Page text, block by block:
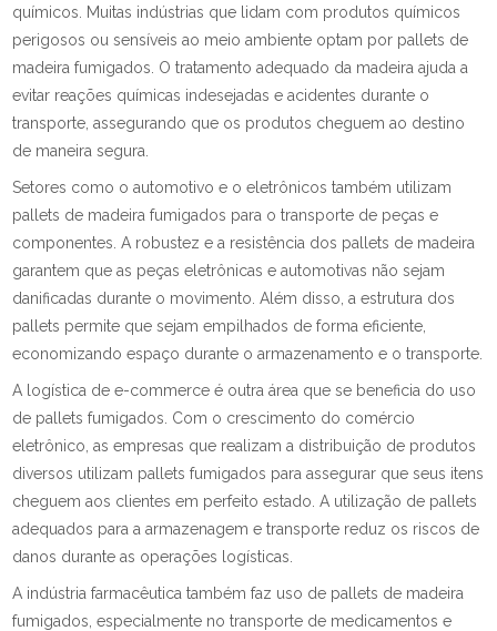
químicos. Muitas indústrias que lidam com produtos químicos
perigosos ou sensíveis ao meio ambiente optam por pallets de
madeira fumigados. O tratamento adequado da madeira ajuda a
evitar reações químicas indesejadas e acidentes durante o
transporte, assegurando que os produtos cheguem ao destino
de maneira segura.
Setores como o automotivo e o eletrônicos também utilizam
pallets de madeira fumigados para o transporte de peças e
componentes. A robustez e a resistência dos pallets de madeira
garantem que as peças eletrônicas e automotivas não sejam
danificadas durante o movimento. Além disso, a estrutura dos
pallets permite que sejam empilhados de forma eficiente,
economizando espaço durante o armazenamento e o transporte.
A logística de e-commerce é outra área que se beneficia do uso
de pallets fumigados. Com o crescimento do comércio
eletrônico, as empresas que realizam a distribuição de produtos
diversos utilizam pallets fumigados para assegurar que seus itens
cheguem aos clientes em perfeito estado. A utilização de pallets
adequados para a armazenagem e transporte reduz os riscos de
danos durante as operações logísticas.
A indústria farmacêutica também faz uso de pallets de madeira
fumigados, especialmente no transporte de medicamentos e